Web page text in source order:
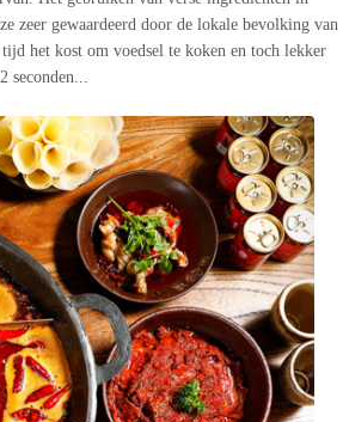
zeer gewaardeerd door de lokale bevolking van
het kost om voedsel te koken en toch lekker